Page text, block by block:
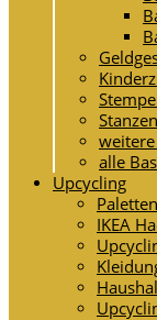
Stanzen
alle
Upcycling
IKEA